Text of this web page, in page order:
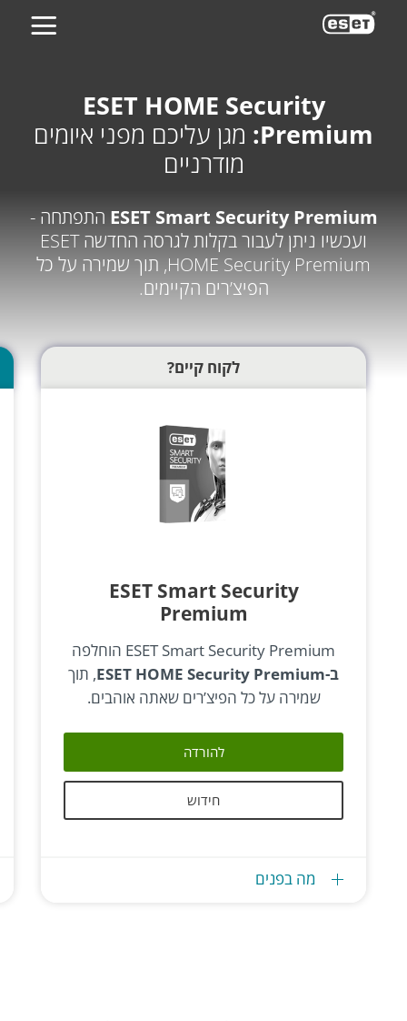
ESET HOME Security
Premium: מגן עליכם מפני איומים
מודרניים
ESET Smart Security Premium התפתחה -
ועכשיו ניתן לעבור בקלות לגרסה החדשה ESET
HOME Security Premium, תוך שמירה על כל
הפיצ’רים הקיימים.
לקוח קיים?
ESET Smart Security
Premium
ESET Smart Security Premium הוחלפה
ב-ESET HOME Security Premium
, תוך
שמירה על כל הפיצ’רים שאתה אוהבים.
להורדה
חידוש
מה בפנים